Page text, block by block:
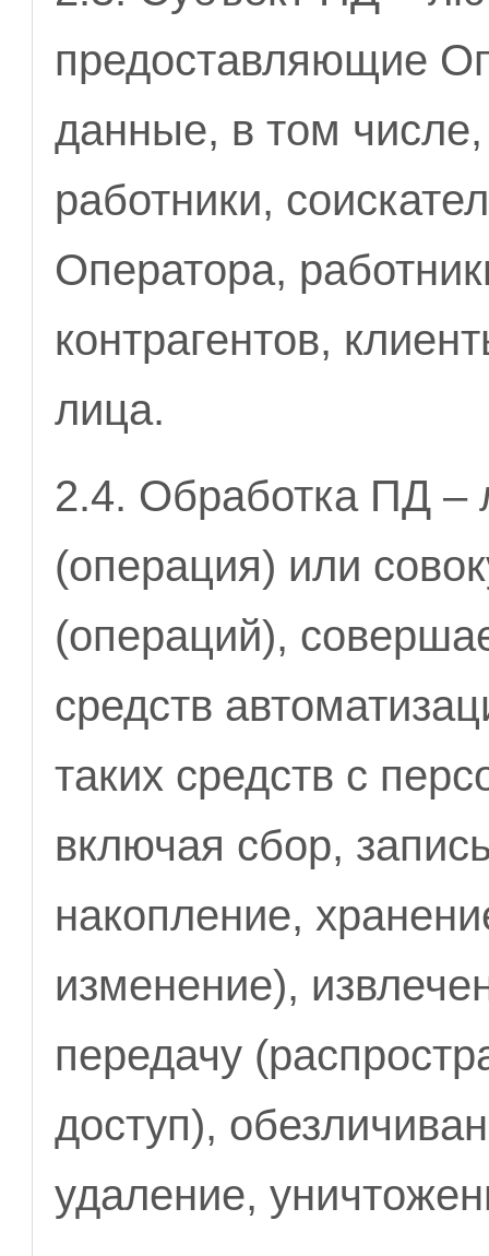
предоставляющие
данные, в том
работники,
Оператора,
контрагентов,
лица.
2.4. Обработка ПД –
(операция) или
(операций),
средств
таких средств с
включая сбор,
накопление,
изменение),
передачу
доступ),
удаление,